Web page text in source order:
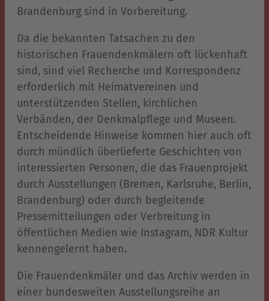
Brandenburg sind in Vorbereitung.
Da die bekannten Tatsachen zu den
historischen Frauendenkmälern oft lückenhaft
sind, sind viel Recherche und Korrespondenz
erforderlich mit Heimatvereinen und
unterstützenden Stellen, kirchlichen
Verbänden, der Denkmalpflege und Museen.
Entscheidende Hinweise kommen hier auch oft
durch mündlich überlieferte Geschichten von
interessierten Personen, die das Frauenprojekt
durch Ausstellungen (Bremen, Karlsruhe, Berlin,
Brandenburg) oder durch begleitende
Pressemitteilungen oder Verbreitung in
öffentlichen Medien wie Instagram, NDR Kultur
kennengelernt haben.
Die Frauendenkmäler und das Archiv werden in
einer bundesweiten Ausstellungsreihe an